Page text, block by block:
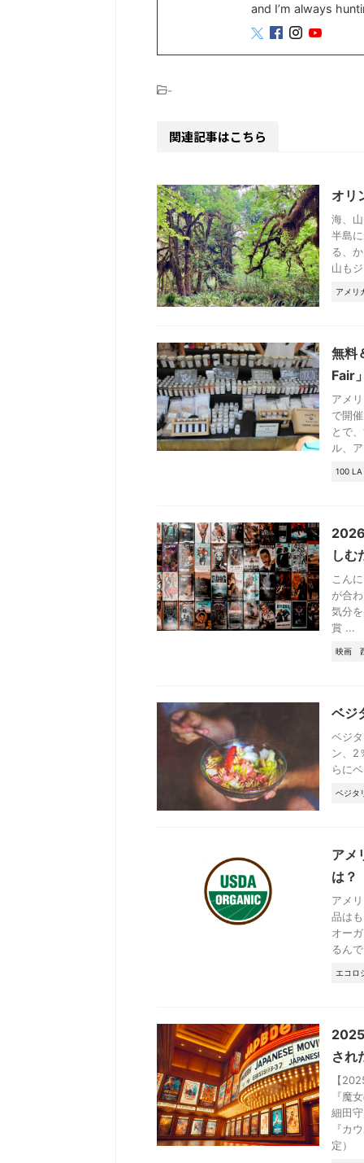
and I’m always
-
関連記事はこちら
オリ
海、
半島
る、
山も
アメリ
無料
Fair
アメ
で開
とで
ル、
100 LA
しむ
こん
が合
気分
賞 ...
映画
ベジ
ベジ
ン、2
らに
ベジタ
アメ
は？
アメ
品は
オー
るん
エコロ
され
【
『魔
細田
『カ
定）